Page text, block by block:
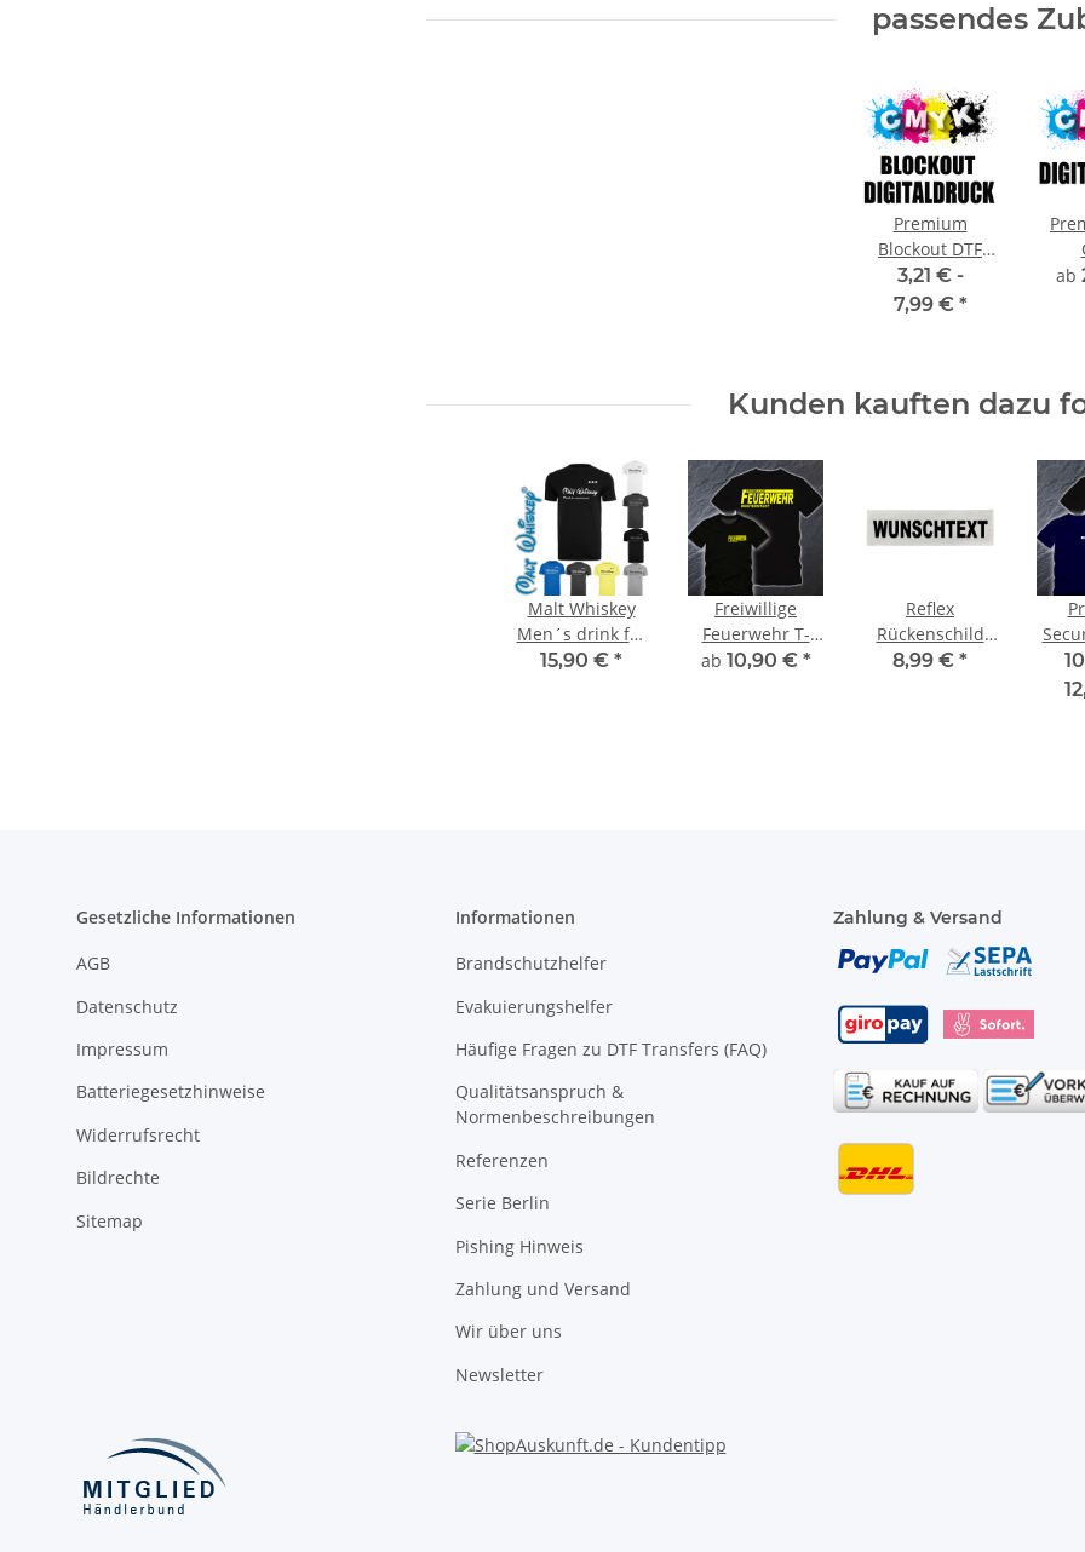
passendes
Premium
Blockout DTF
Digitaldruck
CMYK
3,21 € -
7,99 € *
ab
Kunden kauften dazu
Malt Whiskey
Men´s drink for
connoisseurs T-
15,90 € *
Freiwillige
Feuerwehr T-
Shirt FW1600 bis
ab 10,90 € *
Reflex
Rückenschild
silber matt 42x8
8,99 € *
Gesetzliche Informationen
AGB
Datenschutz
Impressum
Batteriegesetzhinweise
Widerrufsrecht
Bildrechte
Sitemap
Informationen
Brandschutzhelfer
Evakuierungshelfer
Häufige Fragen zu DTF Transfers (FAQ)
Qualitätsanspruch &
Normenbeschreibungen
Referenzen
Serie Berlin
Pishing Hinweis
Zahlung und Versand
Wir über uns
Newsletter
Zahlung & Versand